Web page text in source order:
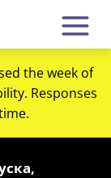
the week of
Responses